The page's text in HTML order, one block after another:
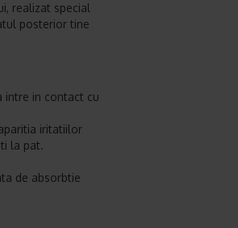
realizat special
posterior tine
intre in contact cu
iritatiilor
la pat.
de absorbtie